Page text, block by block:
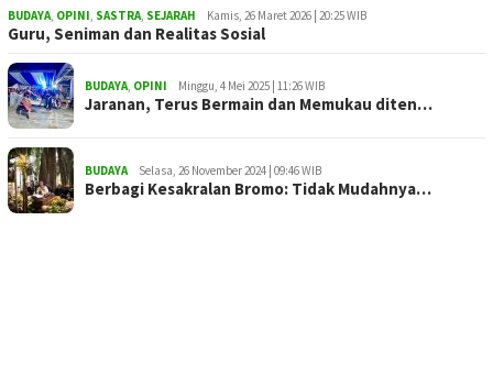
BUDAYA, OPINI, SASTRA, SEJARAH Kamis, 26 Maret 2026 | 20:25 WIB
Guru, Seniman dan Realitas Sosial
BUDAYA, OPINI Minggu, 4 Mei 2025 | 11:26 WIB
Jaranan, Terus Bermain dan Memukau diten…
BUDAYA Selasa, 26 November 2024 | 09:46 WIB
Berbagi Kesakralan Bromo: Tidak Mudahnya…